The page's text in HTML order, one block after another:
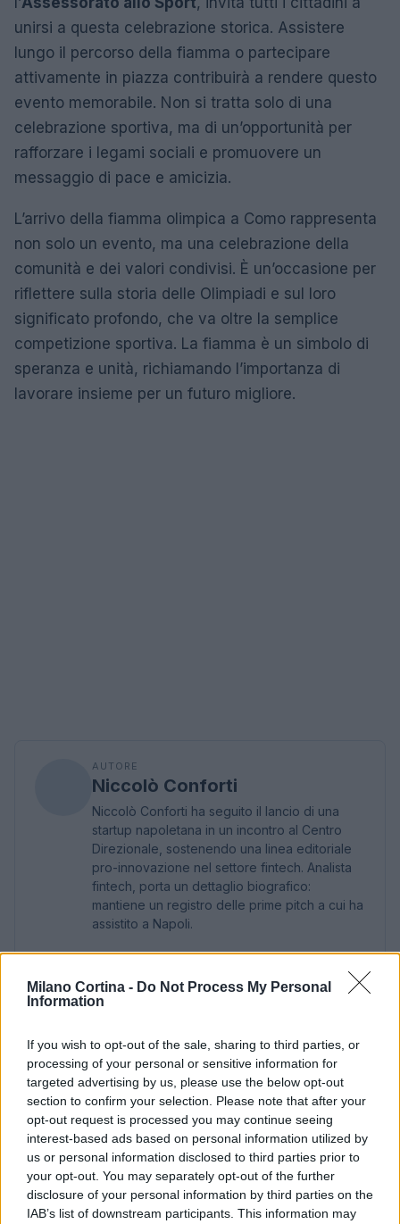
Milano Cortina - Do Not Process My Personal
Information
If you wish to opt-out of the sale, sharing to third parties, or
processing of your personal or sensitive information for
targeted advertising by us, please use the below opt-out
section to confirm your selection. Please note that after your
opt-out request is processed you may continue seeing
interest-based ads based on personal information utilized by
us or personal information disclosed to third parties prior to
your opt-out. You may separately opt-out of the further
disclosure of your personal information by third parties on the
IAB’s list of downstream participants. This information may
unirsi a questa celebrazione storica. Assistere
lungo il percorso della fiamma o partecipare
attivamente in piazza contribuirà a rendere questo
evento memorabile. Non si tratta solo di una
celebrazione sportiva, ma di un’opportunità per
rafforzare i legami sociali e promuovere un
messaggio di pace e amicizia.
L’arrivo della fiamma olimpica a Como rappresenta
non solo un evento, ma una celebrazione della
comunità e dei valori condivisi. È un’occasione per
riflettere sulla storia delle Olimpiadi e sul loro
significato profondo, che va oltre la semplice
competizione sportiva. La fiamma è un simbolo di
speranza e unità, richiamando l’importanza di
lavorare insieme per un futuro migliore.
AUTORE
Niccolò Conforti
Niccolò Conforti ha seguito il lancio di una
startup napoletana in un incontro al Centro
Direzionale, sostenendo una linea editoriale
pro-innovazione nel settore fintech. Analista
fintech, porta un dettaglio biografico:
mantiene un registro delle prime pitch a cui ha
assistito a Napoli.